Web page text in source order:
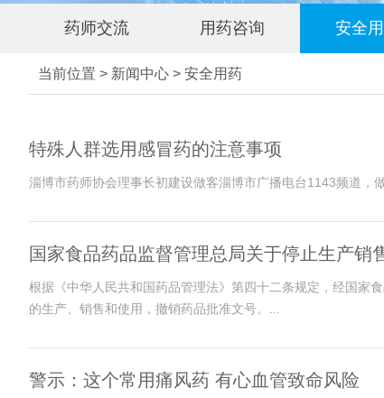
药师交流 用药咨询 安全
当前位置 > 新闻中心 > 安全用药
特殊人群选用感冒药的注意事项
国家食品药品监督管理总局关于停止生产销
根据《中华人民共和国药品管理法》第四十二条规定，经国家
的生产、销售和使用，撤销药品批准文号。...
警示：这个常用痛风药 有心血管致命风险